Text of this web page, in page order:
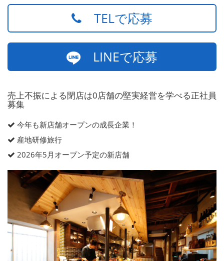
TELで応募
LINEで応募
売上不振による閉店は0店舗の堅実経営を学べる正社員
募集
今年も新店舗オープンの成長企業！
産地研修旅行
2026年5月オープン予定の新店舗